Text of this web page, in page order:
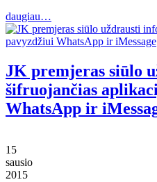
daugiau…
JK premjeras siūlo
šifruojančias
WhatsApp ir
15
sausio
2015